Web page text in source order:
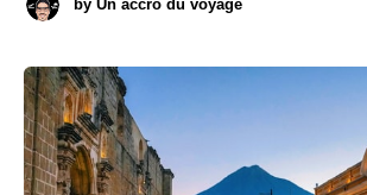
by Un accro du voyage